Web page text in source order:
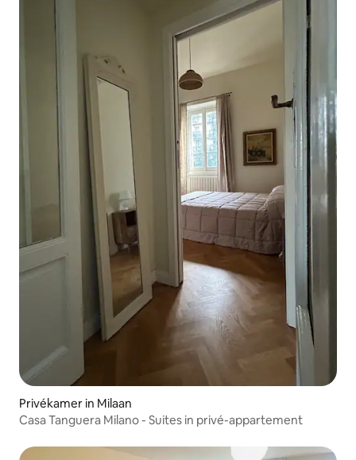
Privékamer in Milaan
Casa Tanguera Milano - Suites in privé-appartement